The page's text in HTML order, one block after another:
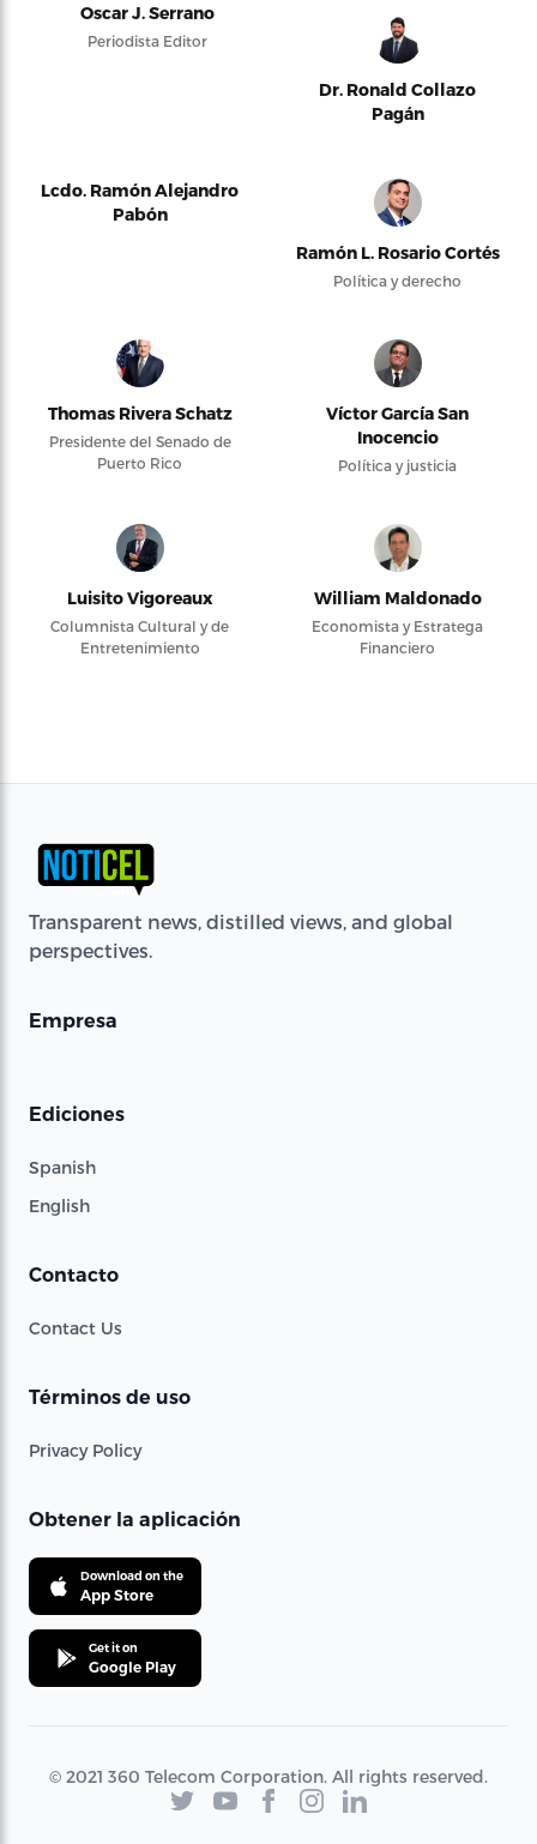
Oscar J. Serrano
Periodista Editor
Dr. Ronald Collazo
Pagán
Lcdo. Ramón Alejandro
Pabón
Ramón L. Rosario Cortés
Política y derecho
Thomas Rivera Schatz
Presidente del Senado de
Puerto Rico
Víctor García San
Inocencio
Política y justicia
Luisito Vigoreaux
Columnista Cultural y de
Entretenimiento
William Maldonado
Economista y Estratega
Financiero
Transparent news, distilled views, and global
perspectives.
Empresa
Ediciones
Spanish
English
Contacto
Contact Us
Términos de uso
Privacy Policy
Obtener la aplicación
Download on the
App Store
Get it on
Google Play
© 2021 360 Telecom Corporation. All rights reserved.